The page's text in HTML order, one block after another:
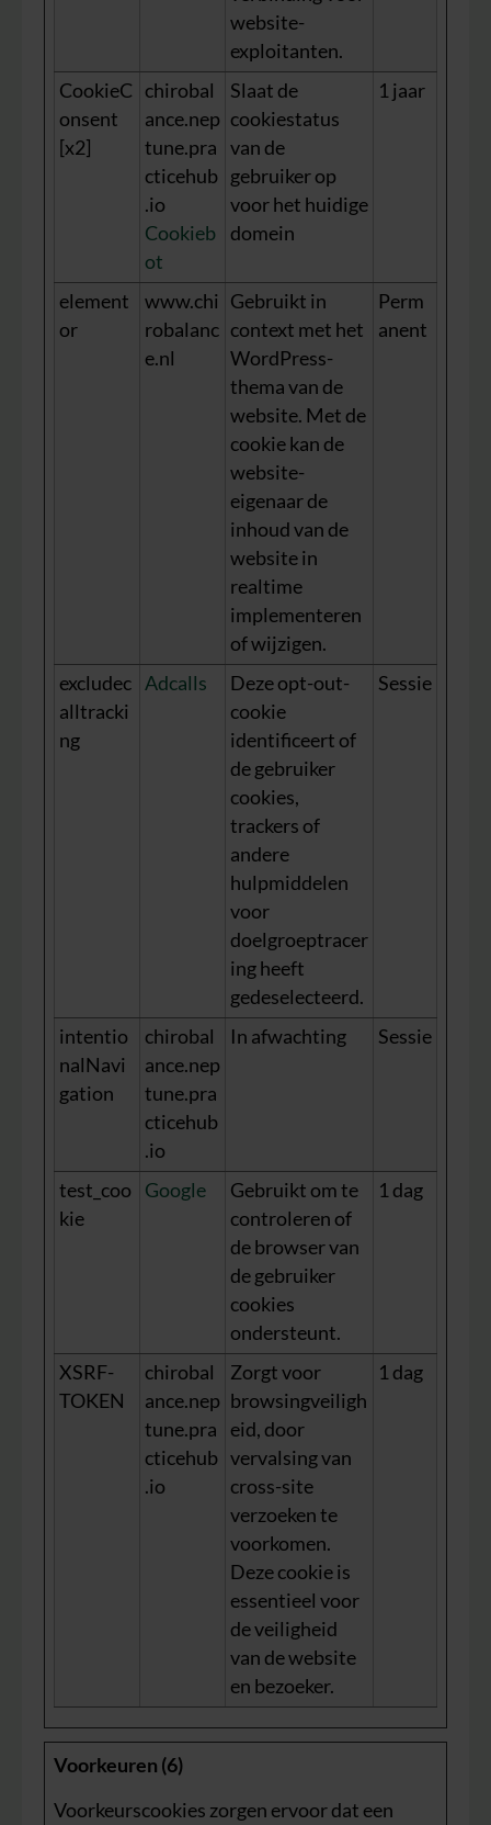
website-
exploitanten.
CookieC
onsent
[x2]
chirobal
ance.nep
tune.pra
cticehub
.io
Cookieb
ot
Slaat de
cookiestatus
van de
gebruiker op
voor het huidige
domein
1 jaar
element
or
www.chi
robalanc
e.nl
Gebruikt in
context met het
WordPress-
thema van de
website. Met de
cookie kan de
website-
eigenaar de
inhoud van de
website in
realtime
implementeren
of wijzigen.
Perm
anent
excludec
alltracki
ng
Adcalls
Deze opt-out-
cookie
identificeert of
de gebruiker
cookies,
trackers of
andere
hulpmiddelen
voor
doelgroeptracer
ing heeft
gedeselecteerd.
Sessie
intentio
nalNavi
gation
chirobal
ance.nep
tune.pra
cticehub
.io
In afwachting Sessie
test_coo
kie
Google
Gebruikt om te
controleren of
de browser van
de gebruiker
cookies
ondersteunt.
1 dag
XSRF-
TOKEN
chirobal
ance.nep
tune.pra
cticehub
.io
Zorgt voor
browsingveiligh
eid, door
vervalsing van
cross-site
verzoeken te
voorkomen.
Deze cookie is
essentieel voor
de veiligheid
van de website
en bezoeker.
1 dag
Voorkeuren (6)
Voorkeurscookies zorgen ervoor dat een